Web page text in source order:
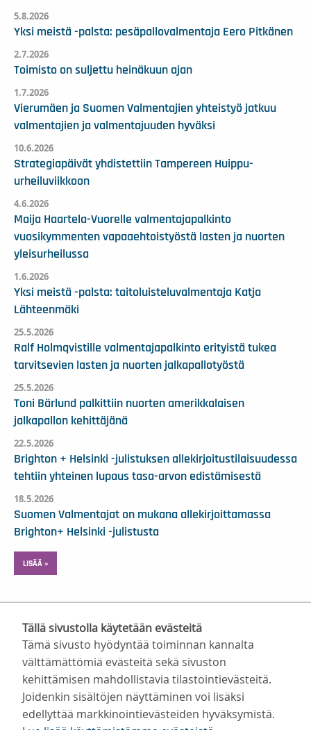
Tällä sivustolla käytetään evästeitä
Tämä sivusto hyödyntää toiminnan kannalta
välttämättömiä evästeitä sekä sivuston
kehittämisen mahdollistavia tilastointievästeitä.
Joidenkin sisältöjen näyttäminen voi lisäksi
edellyttää markkinointievästeiden hyväksymistä.
5.8.2026
Yksi meistä -palsta: pesäpallovalmentaja Eero Pitkänen
2.7.2026
Toimisto on suljettu heinäkuun ajan
1.7.2026
Vierumäen ja Suomen Valmentajien yhteistyö jatkuu
valmentajien ja valmentajuuden hyväksi
10.6.2026
Strategiapäivät yhdistettiin Tampereen Huippu-
urheiluviikkoon
4.6.2026
Maija Haartela-Vuorelle valmentajapalkinto
vuosikymmenten vapaaehtoistyöstä lasten ja nuorten
yleisurheilussa
1.6.2026
Yksi meistä -palsta: taitoluisteluvalmentaja Katja
Lähteenmäki
25.5.2026
Ralf Holmqvistille valmentajapalkinto erityistä tukea
tarvitsevien lasten ja nuorten jalkapallotyöstä
25.5.2026
Toni Bärlund palkittiin nuorten amerikkalaisen
jalkapallon kehittäjänä
22.5.2026
Brighton + Helsinki -julistuksen allekirjoitustilaisuudessa
tehtiin yhteinen lupaus tasa-arvon edistämisestä
18.5.2026
Suomen Valmentajat on mukana allekirjoittamassa
Brighton+ Helsinki -julistusta
LISÄÄ »
Suomen Valmentajat ry
Valimotie 10, 00380 Helsinki
toimisto@suomenvalmentajat.fi